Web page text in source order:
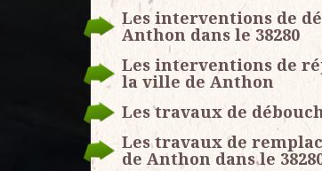
Les interventions de
Anthon dans le 38280
Les interventions de
la ville de Anthon
Les travaux de
Les travaux de
de Anthon dans le